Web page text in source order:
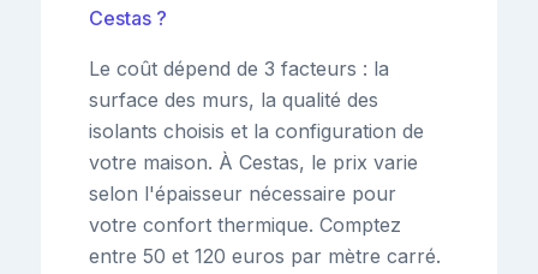
Cestas ?
Le coût dépend de 3 facteurs : la
surface des murs, la qualité des
isolants choisis et la configuration de
votre maison. À Cestas, le prix varie
selon l'épaisseur nécessaire pour
votre confort thermique. Comptez
entre 50 et 120 euros par mètre carré.